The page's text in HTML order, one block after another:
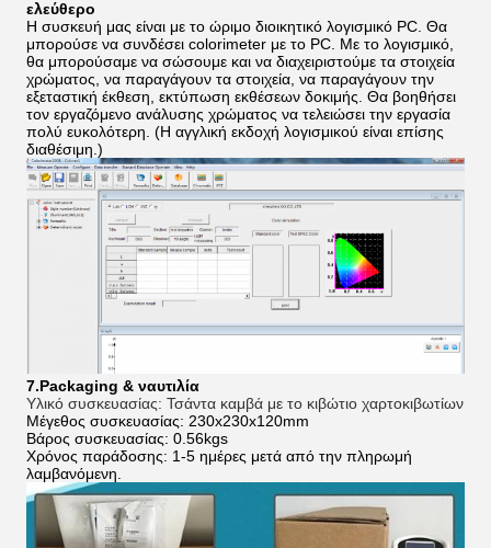
ελεύθερο
Η συσκευή μας είναι με το ώριμο διοικητικό λογισμικό PC. Θα
μπορούσε να συνδέσει colorimeter με το PC. Με το λογισμικό,
θα μπορούσαμε να σώσουμε και να διαχειριστούμε τα στοιχεία
χρώματος, να παραγάγουν τα στοιχεία, να παραγάγουν την
εξεταστική έκθεση, εκτύπωση εκθέσεων δοκιμής. Θα βοηθήσει
τον εργαζόμενο ανάλυσης χρώματος να τελειώσει την εργασία
πολύ ευκολότερη. (Η αγγλική εκδοχή λογισμικού είναι επίσης
διαθέσιμη.)
7.Packaging & ναυτιλία
Υλικό συσκευασίας: Τσάντα καμβά με το κιβώτιο χαρτοκιβωτίων
Μέγεθος συσκευασίας: 230x230x120mm
Βάρος συσκευασίας: 0.56kgs
Χρόνος παράδοσης: 1-5 ημέρες μετά από την πληρωμή
λαμβανόμενη.